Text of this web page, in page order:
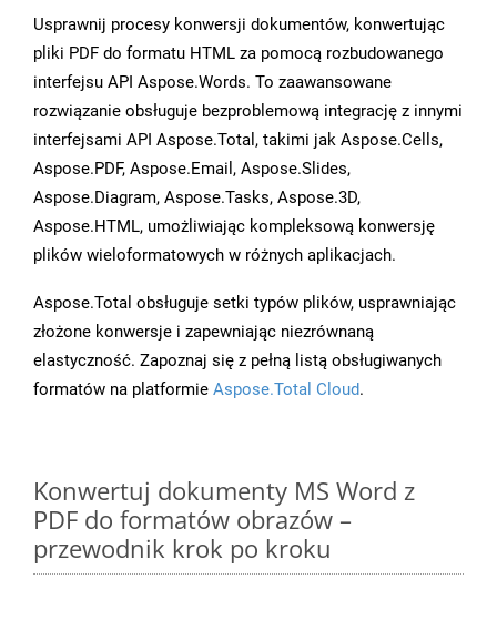
Usprawnij procesy konwersji dokumentów, konwertując
pliki PDF do formatu HTML za pomocą rozbudowanego
interfejsu API Aspose.Words. To zaawansowane
rozwiązanie obsługuje bezproblemową integrację z innymi
interfejsami API Aspose.Total, takimi jak Aspose.Cells,
Aspose.PDF, Aspose.Email, Aspose.Slides,
Aspose.Diagram, Aspose.Tasks, Aspose.3D,
Aspose.HTML, umożliwiając kompleksową konwersję
plików wieloformatowych w różnych aplikacjach.
Aspose.Total obsługuje setki typów plików, usprawniając
złożone konwersje i zapewniając niezrównaną
elastyczność. Zapoznaj się z pełną listą obsługiwanych
formatów na platformie Aspose.Total Cloud.
Konwertuj dokumenty MS Word z
PDF do formatów obrazów –
przewodnik krok po kroku